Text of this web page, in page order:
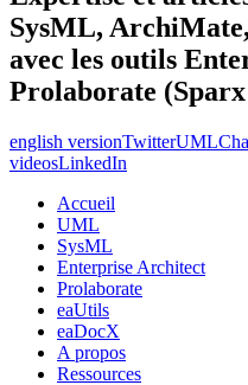
SysML,
avec les outils
Prolaborate (Sparx
english versionTwitter
videosLinkedIn
Accueil
UML
SysML
Enterprise Architect
Prolaborate
eaUtils
eaDocX
A propos
Ressources